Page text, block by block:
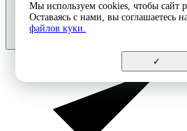
Мы используем cookies, чтобы сайт
Оставаясь с нами, вы соглашаетесь
файлов куки.
✓